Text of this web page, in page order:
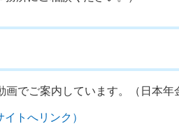
でご案内しています。（日本年
トへリンク）